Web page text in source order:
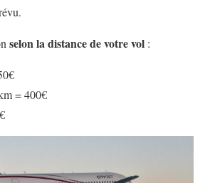
selon la distance de votre vol :
= 400€